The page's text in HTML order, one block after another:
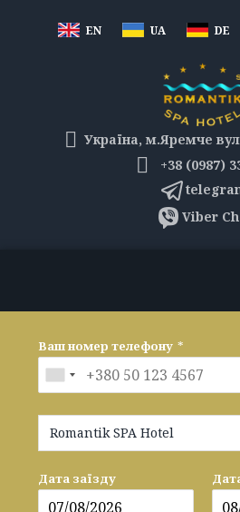
EN UA DE
Україна, м.Яремче
+38 (0987)
Viber
Ваш номер телефону *
Romantik SPA Hotel
Дата заїзду